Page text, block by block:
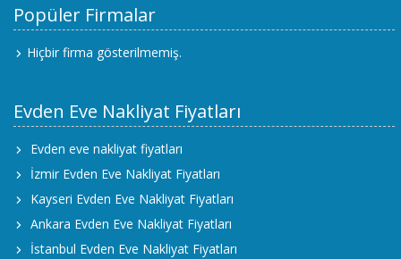
Popüler Firmalar
Hiçbir firma gösterilmemiş.
Evden Eve Nakliyat Fiyatları
Evden eve nakliyat fiyatları
İzmir Evden Eve Nakliyat Fiyatları
Kayseri Evden Eve Nakliyat Fiyatları
Ankara Evden Eve Nakliyat Fiyatları
İstanbul Evden Eve Nakliyat Fiyatları